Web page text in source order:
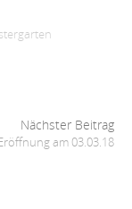
Nächster Beitrag
am 03.03.18